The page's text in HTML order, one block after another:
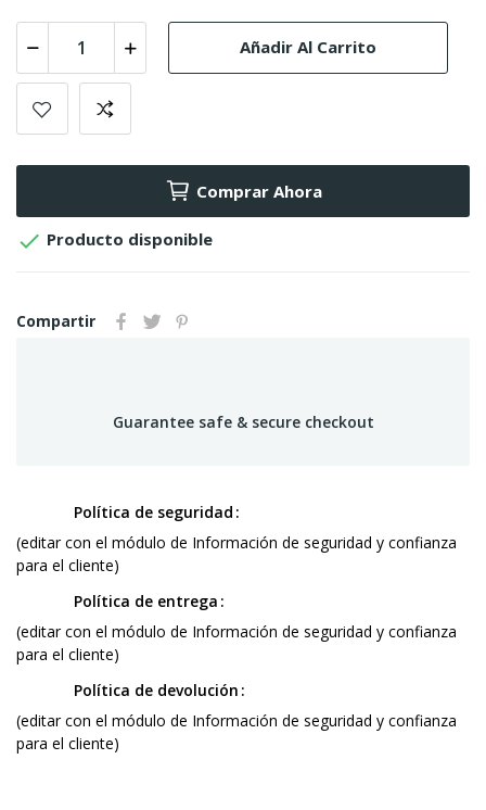
Añadir Al Carrito
Comprar Ahora
 Producto disponible
Compartir
Guarantee safe & secure checkout
Política de seguridad
(editar con el módulo de Información de seguridad y confianza
para el cliente)
Política de entrega
(editar con el módulo de Información de seguridad y confianza
para el cliente)
Política de devolución
(editar con el módulo de Información de seguridad y confianza
para el cliente)